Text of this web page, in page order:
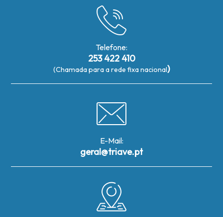
Telefone:
253 422 410
(Chamada para a rede fixa nacional)
E-Mail:
geral@triave.pt